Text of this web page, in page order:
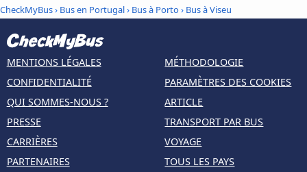
CheckMyBus› Bus en Portugal› Bus à Porto› Bus à Viseu
MENTIONS LÉGALES
CONFIDENTIALITÉ
QUI SOMMES-NOUS ?
PRESSE
CARRIÈRES
PARTENAIRES
MÉTHODOLOGIE
PARAMÈTRES DES COOKIES
ARTICLE
TRANSPORT PAR BUS
VOYAGE
TOUS LES PAYS